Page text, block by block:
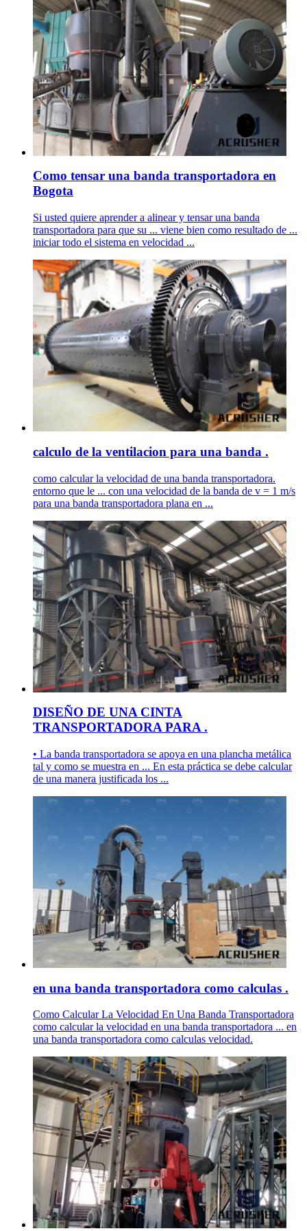
Como tensar una banda transportadora en
Bogota
Si usted quiere aprender a alinear y tensar una banda
transportadora para que su ... viene bien como resultado de ...
iniciar todo el sistema en velocidad ...
calculo de la ventilacion para una banda .
como calcular la velocidad de una banda transportadora.
entorno que le ... con una velocidad de la banda de v = 1 m/s
para una banda transportadora plana en ...
DISEÑO DE UNA CINTA
TRANSPORTADORA PARA .
• La banda transportadora se apoya en una plancha metálica
tal y como se muestra en ... En esta práctica se debe calcular
de una manera justificada los ...
en una banda transportadora como calculas .
Como Calcular La Velocidad En Una Banda Transportadora
como calcular la velocidad en una banda transportadora ... en
una banda transportadora como calculas velocidad.